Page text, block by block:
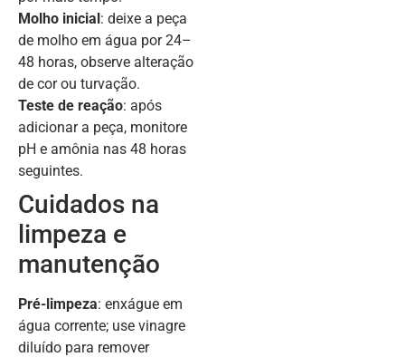
Molho inicial: deixe a peça
de molho em água por 24–
48 horas, observe alteração
de cor ou turvação.
Teste de reação: após
adicionar a peça, monitore
pH e amônia nas 48 horas
seguintes.
Cuidados na
limpeza e
manutenção
Pré-limpeza: enxágue em
água corrente; use vinagre
diluído para remover